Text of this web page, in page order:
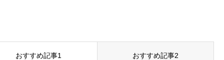
おすすめ記事1 おすすめ記事2